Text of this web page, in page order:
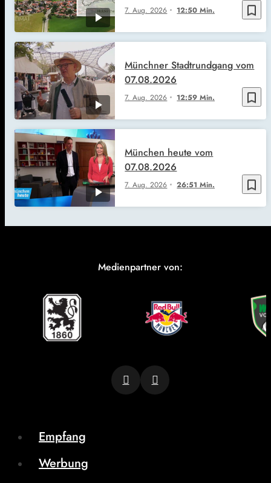
bookmark_border
7. Aug. 2026 12:50 Min.
bookmark_border
7. Aug. 2026 12:59 Min.
Münchner Stadtrundgang vom
07.08.2026
bookmark_border
7. Aug. 2026 26:51 Min.
München heute vom
07.08.2026
Medienpartner von:
Empfang
Werbung